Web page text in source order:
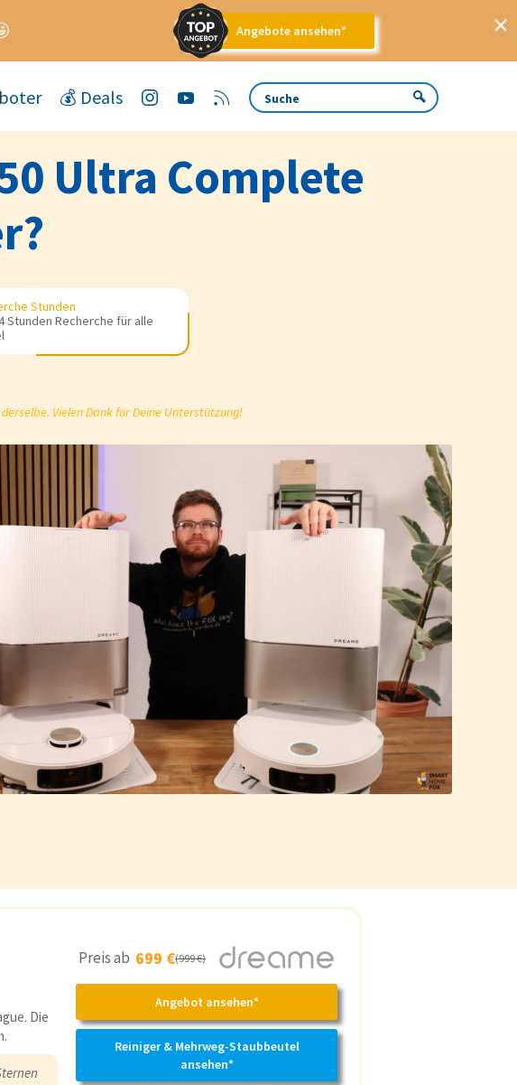
Angebote ansehen*
💰 Deals
Ultra Complete
Stunden
Stunden Recherche für alle
Vielen Dank für Deine Unterstützung!
Die
Preis ab 699 €(999 €)
Angebot ansehen*
Reiniger & Mehrweg-Staubbeutel
ansehen*